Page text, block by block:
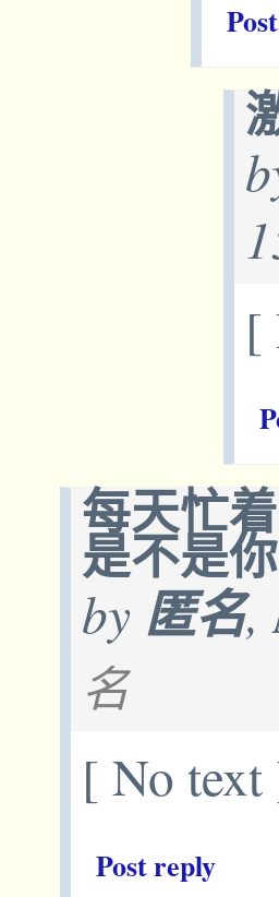
[
每天忙
是不是
by 匿名,
名
[ No text
Post reply